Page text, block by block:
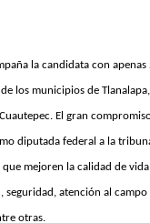
la candidata con
los municipios de
El gran
diputada federal a la
mejoren la calidad de
seguridad, atención al campo
otras.